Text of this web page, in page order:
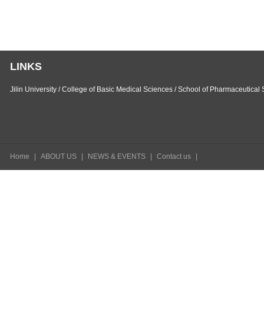
LINKS
Jilin University /College of Basic Medical Sciences /School of Pharmaceutical
Home ABOUT US NEWS & EVENTS Contact us